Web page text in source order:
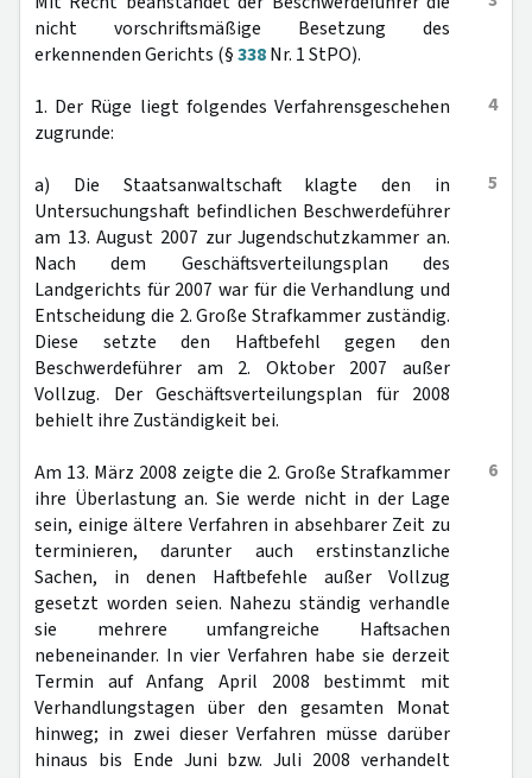
nicht vorschriftsmäßige Besetzung des
erkennenden Gerichts (§338Nr. 1 StPO).
4
1. Der Rüge liegt folgendes Verfahrensgeschehen
zugrunde:
5
a) Die Staatsanwaltschaft klagte den in
Untersuchungshaft befindlichen Beschwerdeführer
am 13. August 2007 zur Jugendschutzkammer an.
Nach dem Geschäftsverteilungsplan des
Landgerichts für 2007 war für die Verhandlung und
Entscheidung die 2. Große Strafkammer zuständig.
Diese setzte den Haftbefehl gegen den
Beschwerdeführer am 2. Oktober 2007 außer
Vollzug. Der Geschäftsverteilungsplan für 2008
behielt ihre Zuständigkeit bei.
6
Am 13. März 2008 zeigte die 2. Große Strafkammer
ihre Überlastung an. Sie werde nicht in der Lage
sein, einige ältere Verfahren in absehbarer Zeit zu
terminieren, darunter auch erstinstanzliche
Sachen, in denen Haftbefehle außer Vollzug
gesetzt worden seien. Nahezu ständig verhandle
sie mehrere umfangreiche Haftsachen
nebeneinander. In vier Verfahren habe sie derzeit
Termin auf Anfang April 2008 bestimmt mit
Verhandlungstagen über den gesamten Monat
hinweg; in zwei dieser Verfahren müsse darüber
hinaus bis Ende Juni bzw. Juli 2008 verhandelt